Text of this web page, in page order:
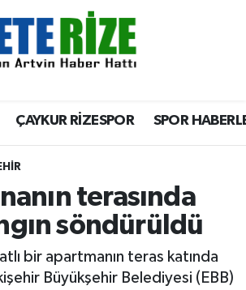
ÇAYKUR RİZESPOR SPOR
terasında
söndürüldü
bir apartmanın teras katında
Büyükşehir Belediyesi (EBB)
Komutanlığı
Eczaneler
Yoğunluk Haritası
Durumu ve Fikstür